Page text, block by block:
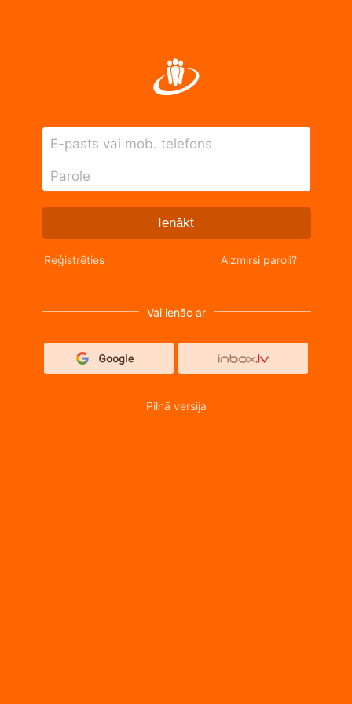
E-pasts vai mob. telefons
Parole
Ienākt
Reģistrēties Aizmirsi paroli?
Vai ienāc ar
Pilnā versija